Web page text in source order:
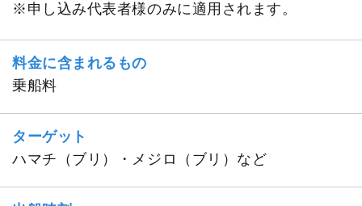
※申し込み代表者様のみに適用されます。
料金に含まれるもの
乗船料
ターゲット
ハマチ（ブリ）・メジロ（ブリ）など